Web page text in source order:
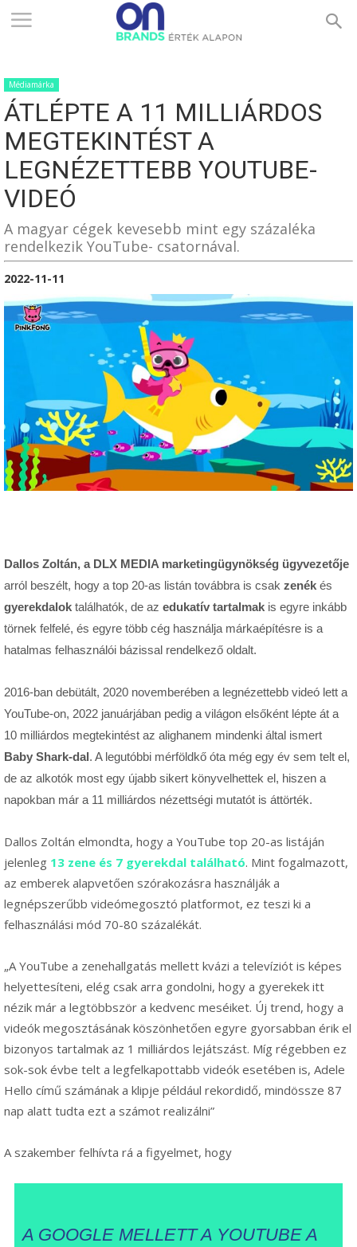
ONBRANDS
–
ÉRTÉK
ALAPON
Médiamárka
ÁTLÉPTE A 11 MILLIÁRDOS
MEGTEKINTÉST A
LEGNÉZETTEBB YOUTUBE-
VIDEÓ
A magyar cégek kevesebb mint egy százaléka
rendelkezik YouTube- csatornával.
2022-11-11
Dallos Zoltán, a DLX MEDIA marketingügynökség ügyvezetője
arról beszélt, hogy a top 20-as listán továbbra is csak zenék és
gyerekdalok találhatók, de az edukatív tartalmak is egyre inkább
törnek felfelé, és egyre több cég használja márkaépítésre is a
hatalmas felhasználói bázissal rendelkező oldalt.
2016-ban debütált, 2020 novemberében a legnézettebb videó lett a
YouTube-on, 2022 januárjában pedig a világon elsőként lépte át a
10 milliárdos megtekintést az alighanem mindenki által ismert
Baby Shark-dal. A legutóbbi mérföldkő óta még egy év sem telt el,
de az alkotók most egy újabb sikert könyvelhettek el, hiszen a
napokban már a 11 milliárdos nézettségi mutatót is áttörték.
Dallos Zoltán elmondta, hogy a YouTube top 20-as listáján
jelenleg 13 zene és 7 gyerekdal található. Mint fogalmazott,
az emberek alapvetően szórakozásra használják a
legnépszerűbb videómegosztó platformot, ez teszi ki a
felhasználási mód 70-80 százalékát.
„A YouTube a zenehallgatás mellett kvázi a televíziót is képes
helyettesíteni, elég csak arra gondolni, hogy a gyerekek itt
nézik már a legtöbbször a kedvenc meséiket. Új trend, hogy a
videók megosztásának köszönhetően egyre gyorsabban érik el
bizonyos tartalmak az 1 milliárdos lejátszást. Míg régebben ez
sok-sok évbe telt a legfelkapottabb videók esetében is, Adele
Hello című számának a klipje például rekordidő, mindössze 87
nap alatt tudta ezt a számot realizálni”
A szakember felhívta rá a figyelmet, hogy
A GOOGLE MELLETT A YOUTUBE A